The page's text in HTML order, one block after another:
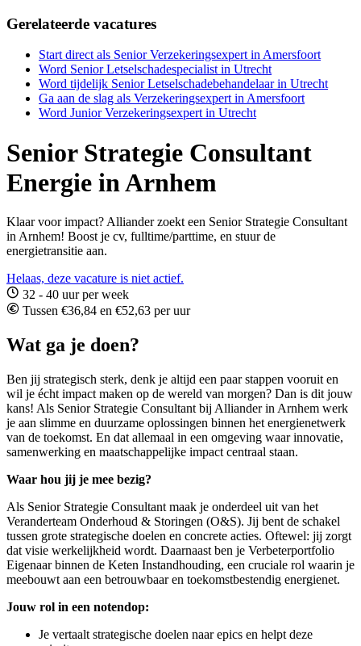
Gerelateerde vacatures
Start direct als Senior Verzekeringsexpert in Amersfoort
Word Senior Letselschadespecialist in Utrecht
Word tijdelijk Senior Letselschadebehandelaar in Utrecht
Ga aan de slag als Verzekeringsexpert in Amersfoort
Word Junior Verzekeringsexpert in Utrecht
Senior Strategie Consultant
Energie in Arnhem
Klaar voor impact? Alliander zoekt een Senior Strategie Consultant
in Arnhem! Boost je cv, fulltime/parttime, en stuur de
energietransitie aan.
Helaas, deze vacature is niet actief.
32 - 40 uur per week
Tussen €36,84 en €52,63 per uur
Wat ga je doen?
Ben jij strategisch sterk, denk je altijd een paar stappen vooruit en
wil je écht impact maken op de wereld van morgen? Dan is dit jouw
kans! Als Senior Strategie Consultant bij Alliander in Arnhem werk
je aan slimme en duurzame oplossingen binnen het energienetwerk
van de toekomst. En dat allemaal in een omgeving waar innovatie,
samenwerking en maatschappelijke impact centraal staan.
Waar hou jij je mee bezig?
Als Senior Strategie Consultant maak je onderdeel uit van het
Veranderteam Onderhoud & Storingen (O&S). Jij bent de schakel
tussen grote strategische doelen en concrete acties. Oftewel: jij zorgt
dat visie werkelijkheid wordt. Daarnaast ben je Verbeterportfolio
Eigenaar binnen de Keten Instandhouding, een cruciale rol waarin je
meebouwt aan een betrouwbaar en toekomstbestendig energienet.
Jouw rol in een notendop:
Je vertaalt strategische doelen naar epics en helpt deze